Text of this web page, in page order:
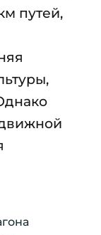
путей,